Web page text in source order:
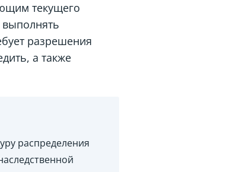
текущего
разрешения
а также
распределения